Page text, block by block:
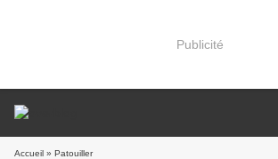
Publicité
Accueil » Patouiller